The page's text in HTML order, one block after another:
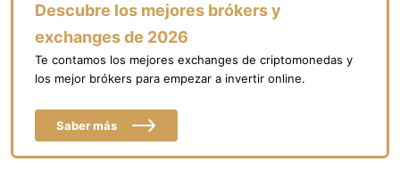
Descubre los mejores brókers y
exchanges de 2026
Te contamos los mejores exchanges de criptomonedas y
los mejor brókers para empezar a invertir online.
Saber más